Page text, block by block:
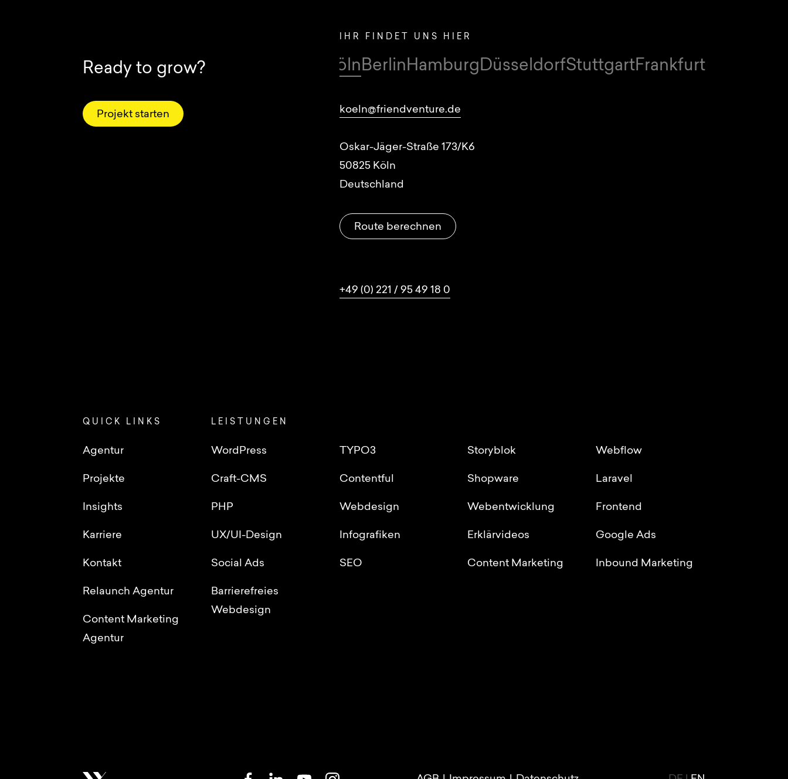
Ready to grow?
Projekt starten
IHR FINDET UNS HIER
Standorte
KölnBerlinHamburgDüsseldorfStuttgartFrankfurt
koeln@friendventure.de
Oskar-Jäger-Straße 173/K6
50825 Köln
Deutschland
Route berechnen
+49 (0) 221 / 95 49 18 0
LEISTUNGEN
WordPress TYPO3 Storyblok Webflow
Craft-CMS Contentful Shopware Laravel
PHP Webdesign Webentwicklung Frontend
UX/UI-Design Infografiken Erklärvideos Google Ads
Social Ads SEO Content Marketing Inbound Marketing
Barrierefreies
Webdesign
QUICK LINKS
Agentur
Projekte
Insights
Karriere
Kontakt
Relaunch Agentur
Content Marketing
Agentur